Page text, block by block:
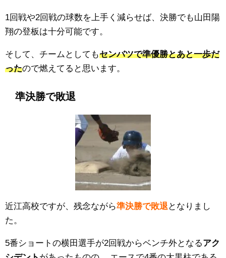
1回戦や2回戦の球数を上手く減らせば、決勝でも山田陽
翔の登板は十分可能です。
そして、チームとしてもセンバツで準優勝とあと一歩だ
ったので燃えてると思います。
準決勝で敗退
近江高校ですが、残念ながら準決勝で敗退 となりまし
た。
5番ショートの横田選手が2回戦からベンチ外となるアク